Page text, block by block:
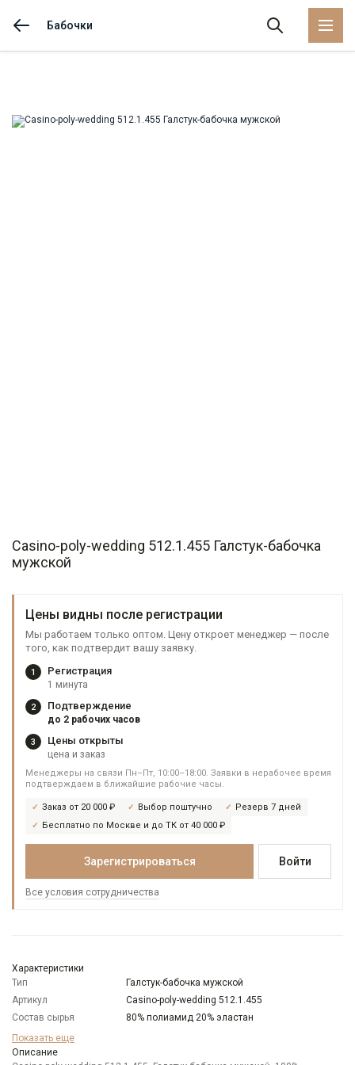
Бабочки
Casino-poly-wedding 512.1.455 Галстук-бабочка
мужской
Цены видны после регистрации
Мы работаем только оптом. Цену откроет менеджер — после
того, как подтвердит вашу заявку.
1 Регистрация
1 минута
2 Подтверждение
до 2 рабочих часов
3 Цены открыты
цена и заказ
Менеджеры на связи Пн–Пт, 10:00–18:00. Заявки в нерабочее время
подтверждаем в ближайшие рабочие часы.
Заказ от 20 000 ₽ Выбор поштучно
Резерв 7 дней
Бесплатно по Москве и до ТК от 40 000 ₽
Зарегистрироваться Войти
Все условия сотрудничества
Характеристики
Тип
Галстук-бабочка мужской
Артикул
Casino-poly-wedding 512.1.455
Состав сырья
80% полиамид 20% эластан
Бренд
Модель
Показать еще
Описание